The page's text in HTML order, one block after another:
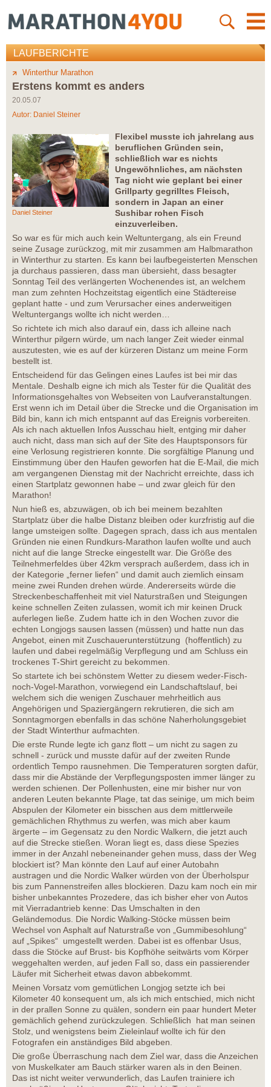
LAUFBERICHTE
Winterthur Marathon
Erstens kommt es anders
20.05.07
Autor: Daniel Steiner
Daniel Steiner
Flexibel musste ich jahrelang aus
beruflichen Gründen sein,
schließlich war es nichts
Ungewöhnliches, am nächsten
Tag nicht wie geplant bei einer
Grillparty gegrilltes Fleisch,
sondern in Japan an einer
Sushibar rohen Fisch
einzuverleiben.
So war es für mich auch kein Weltuntergang, als ein Freund
seine Zusage zurückzog, mit mir zusammen am Halbmarathon
in Winterthur zu starten. Es kann bei laufbegeisterten Menschen
ja durchaus passieren, dass man übersieht, dass besagter
Sonntag Teil des verlängerten Wochenendes ist, an welchem
man zum zehnten Hochzeitstag eigentlich eine Städtereise
geplant hatte - und zum Verursacher eines anderweitigen
Weltuntergangs wollte ich nicht werden…
So richtete ich mich also darauf ein, dass ich alleine nach
Winterthur pilgern würde, um nach langer Zeit wieder einmal
auszutesten, wie es auf der kürzeren Distanz um meine Form
bestellt ist.
Entscheidend für das Gelingen eines Laufes ist bei mir das
Mentale. Deshalb eigne ich mich als Tester für die Qualität des
Informationsgehaltes von Webseiten von Laufveranstaltungen.
Erst wenn ich im Detail über die Strecke und die Organisation im
Bild bin, kann ich mich entspannt auf das Ereignis vorbereiten.
Als ich nach aktuellen Infos Ausschau hielt, entging mir daher
auch nicht, dass man sich auf der Site des Hauptsponsors für
eine Verlosung registrieren konnte. Die sorgfältige Planung und
Einstimmung über den Haufen geworfen hat die E-Mail, die mich
am vergangenen Dienstag mit der Nachricht erreichte, dass ich
einen Startplatz gewonnen habe – und zwar gleich für den
Marathon!
Nun hieß es, abzuwägen, ob ich bei meinem bezahlten
Startplatz über die halbe Distanz bleiben oder kurzfristig auf die
lange umsteigen sollte. Dagegen sprach, dass ich aus mentalen
Gründen nie einen Rundkurs-Marathon laufen wollte und auch
nicht auf die lange Strecke eingestellt war. Die Größe des
Teilnehmerfeldes über 42km versprach außerdem, dass ich in
der Kategorie „ferner liefen“ und damit auch ziemlich einsam
meine zwei Runden drehen würde. Andererseits würde die
Streckenbeschaffenheit mit viel Naturstraßen und Steigungen
keine schnellen Zeiten zulassen, womit ich mir keinen Druck
auferlegen ließe. Zudem hatte ich in den Wochen zuvor die
echten Longjogs sausen lassen (müssen) und hatte nun das
Angebot, einen mit Zuschauerunterstützung (hoffentlich) zu
laufen und dabei regelmäßig Verpflegung und am Schluss ein
trockenes T-Shirt gereicht zu bekommen.
So startete ich bei schönstem Wetter zu diesem weder-Fisch-
noch-Vogel-Marathon, vorwiegend ein Landschaftslauf, bei
welchem sich die wenigen Zuschauer mehrheitlich aus
Angehörigen und Spaziergängern rekrutieren, die sich am
Sonntagmorgen ebenfalls in das schöne Naherholungsgebiet
der Stadt Winterthur aufmachten.
Die erste Runde legte ich ganz flott – um nicht zu sagen zu
schnell - zurück und musste dafür auf der zweiten Runde
ordentlich Tempo rausnehmen. Die Temperaturen sorgten dafür,
dass mir die Abstände der Verpflegungsposten immer länger zu
werden schienen. Der Pollenhusten, eine mir bisher nur von
anderen Leuten bekannte Plage, tat das seinige, um mich beim
Abspulen der Kilometer ein bisschen aus dem mittlerweile
gemächlichen Rhythmus zu werfen, was mich aber kaum
ärgerte – im Gegensatz zu den Nordic Walkern, die jetzt auch
auf die Strecke stießen. Woran liegt es, dass diese Spezies
immer in der Anzahl nebeneinander gehen muss, dass der Weg
blockiert ist? Man könnte den Lauf auf einer Autobahn
austragen und die Nordic Walker würden von der Überholspur
bis zum Pannenstreifen alles blockieren. Dazu kam noch ein mir
bisher unbekanntes Prozedere, das ich bisher eher von Autos
mit Vierradantrieb kenne: Das Umschalten in den
Geländemodus. Die Nordic Walking-Stöcke müssen beim
Wechsel von Asphalt auf Naturstraße von „Gummibesohlung“
auf „Spikes“ umgestellt werden. Dabei ist es offenbar Usus,
dass die Stöcke auf Brust- bis Kopfhöhe seitwärts vom Körper
weggehalten werden, auf jeden Fall so, dass ein passierender
Läufer mit Sicherheit etwas davon abbekommt.
Meinen Vorsatz vom gemütlichen Longjog setzte ich bei
Kilometer 40 konsequent um, als ich mich entschied, mich nicht
in der prallen Sonne zu quälen, sondern ein paar hundert Meter
gemächlich gehend zurückzulegen. Schließlich hat man seinen
Stolz, und wenigstens beim Zieleinlauf wollte ich für den
Fotografen ein anständiges Bild abgeben.
Die große Überraschung nach dem Ziel war, dass die Anzeichen
von Muskelkater am Bauch stärker waren als in den Beinen.
Das ist nicht weiter verwunderlich, das Laufen trainiere ich